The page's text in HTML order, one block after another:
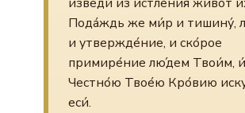
Пода́ждь же ми́р и тишину́,
и утвержде́ние, и ско́рое
примире́ние лю́дем Твои́м,
Честно́ю Твое́ю Кро́вию
еси́.